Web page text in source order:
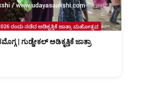
| ಗುಡ್ಡೇಕಲ್ ಅಡಿಕೃತ್ತಿಕೆ ಜಾತ್ರಾ